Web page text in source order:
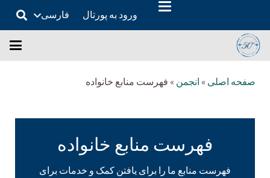
ورود به پورتال فارسی
صفحه اصلی » انجمن » فهرست منابع خانواده
فهرست منابع خانواده
فهرست منابع ما را برای یافتن کمک و خدمات برای